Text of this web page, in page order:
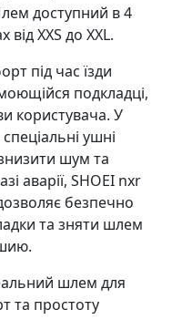
доступний в 4
XXS до XXL.
під час їзди
подкладці,
користувача. У
ушні
шум та
аварії, SHOEI nxr
безпечно
та зняти шлем
шлем для
та простоту